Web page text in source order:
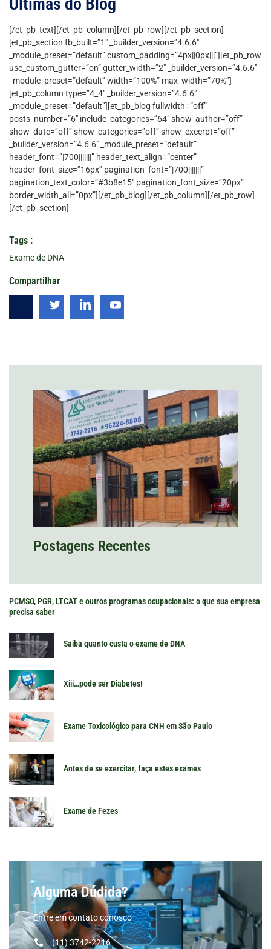
Postagens Recentes
PCMSO, PGR, LTCAT e outros programas ocupacionais: o que sua empresa
precisa saber
Saiba quanto custa o exame de DNA
Xiii…pode ser Diabetes!
Exame Toxicológico para CNH em São Paulo
Antes de se exercitar, faça estes exames
Exame de Fezes
Alguma Dúdida?
Entre em contato conosco
(11) 3742-2216
Últimas do Blog
[/et_pb_text][/et_pb_column][/et_pb_row][/et_pb_section]
[et_pb_section fb_built=”1″ _builder_version=”4.6.6″
_module_preset=”default” custom_padding=”4px||0px|||”][et_pb_row
use_custom_gutter=”on” gutter_width=”2″ _builder_version=”4.6.6″
_module_preset=”default” width=”100%” max_width=”70%”]
[et_pb_column type=”4_4″ _builder_version=”4.6.6″
_module_preset=”default”][et_pb_blog fullwidth=”off”
posts_number=”6″ include_categories=”64″ show_author=”off”
show_date=”off” show_categories=”off” show_excerpt=”off”
_builder_version=”4.6.6″ _module_preset=”default”
header_font=”|700|||||||” header_text_align=”center”
header_font_size=”16px” pagination_font=”|700|||||||”
pagination_text_color=”#3b8e15″ pagination_font_size=”20px”
border_width_all=”0px”][/et_pb_blog][/et_pb_column][/et_pb_row]
[/et_pb_section]
Tags :
Exame de DNA
Compartilhar